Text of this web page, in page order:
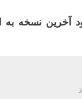
آخرین نسخه به